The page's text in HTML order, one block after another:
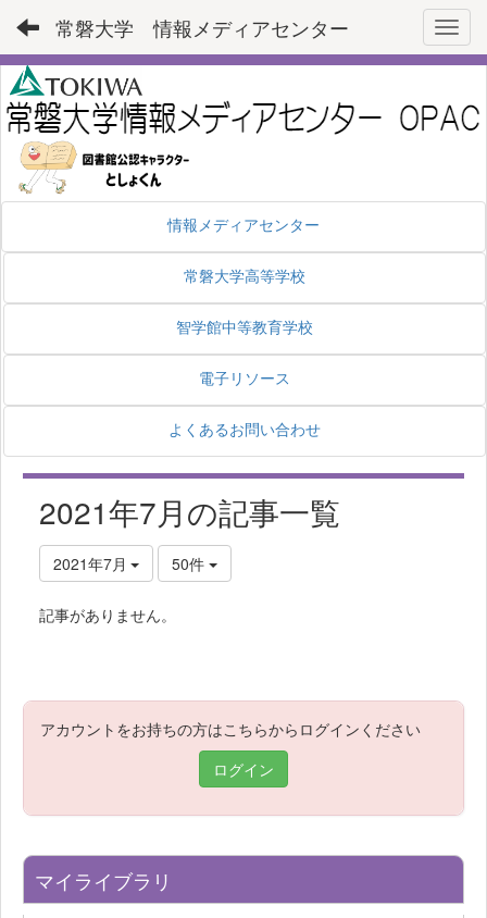
常磐大学 情報メディアセンター
情報メディアセンター
常磐大学高等学校
智学館中等教育学校
電子リソース
よくあるお問い合わせ
2021年7月の記事一覧
2021年7月 50件
記事がありません。
アカウントをお持ちの方はこちらからログインください
ログイン
マイライブラリ